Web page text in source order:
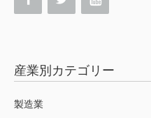
産業別カテゴリー
製造業